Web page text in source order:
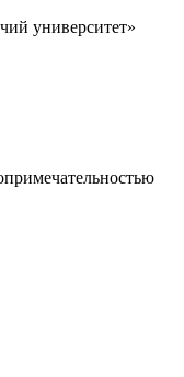
университет»